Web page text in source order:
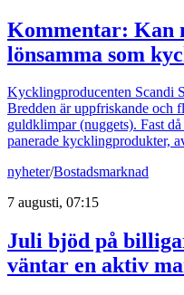
Kommentar: Kan
lönsamma som
Kycklingproducenten Scandi
Bredden är uppfriskande och
guldklimpar (nuggets). Fast
panerade kycklingprodukter,
nyheter/Bostadsmarknad
7 augusti, 07:15
Juli bjöd på
väntar en aktiv